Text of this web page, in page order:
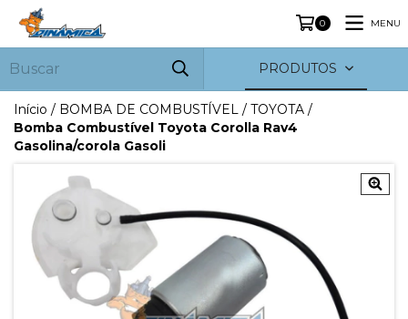
0 MENU
PRODUTOS
Início / BOMBA DE COMBUSTÍVEL / TOYOTA /
Bomba Combustível Toyota Corolla Rav4
Gasolina/corola Gasoli